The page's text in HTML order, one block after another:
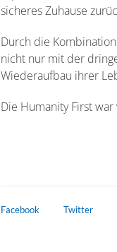
sicheres Zuhause
Durch die
nicht nur mit der
Wiederaufbau ihrer
Die Humanity First
Facebook Twitter